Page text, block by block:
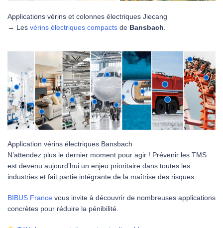
Applications vérins et colonnes électriques Jiecang
→ Les vérins électriques compacts de Bansbach.
Application vérins électriques Bansbach
N’attendez plus le dernier moment pour agir ! Prévenir les TMS
est devenu aujourd’hui un enjeu prioritaire dans toutes les
industries et fait partie intégrante de la maîtrise des risques.
BIBUS France vous invite à découvrir de nombreuses applications
concrètes pour réduire la pénibilité.